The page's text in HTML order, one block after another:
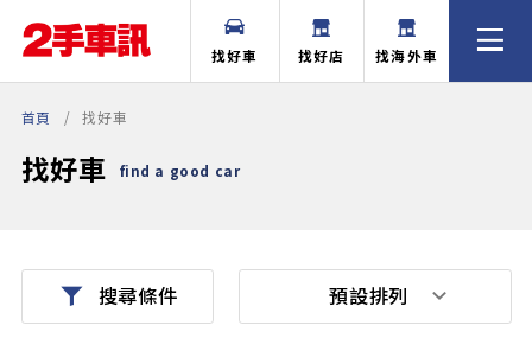
找好車 找好店 找海外車
首頁 找好車
找好車 find a good car
搜尋條件 預設排列